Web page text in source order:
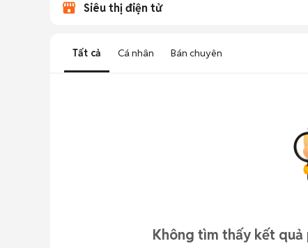
Siêu thị điện tử
Tất cả Cá nhân Bán chuyên
Không tìm thấy kết quả